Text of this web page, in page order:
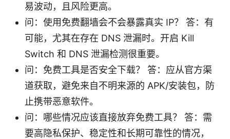
易波动，且风险更高。
问：使用免费翻墙会不会暴露真实 IP？ 答：有
可能，尤其在存在 DNS 泄漏时。开启 Kill
Switch 和 DNS 泄漏检测很重要。
问：免费工具是否安全下载？ 答：应从官方渠
道获取，避免来自不明来源的 APK/安装包，防
止携带恶意软件。
问：哪些情况应该直接放弃免费工具？ 答：需
要高隐私保护、稳定性和长期可靠性的情况，